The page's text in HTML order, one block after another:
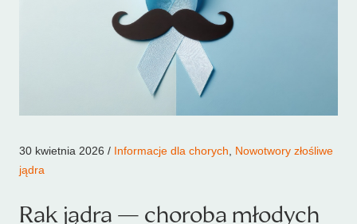
30 kwietnia 2026 / Informacje dla chorych
Nowotwory złośliwe
jądra
Rak jądra — choroba młodych